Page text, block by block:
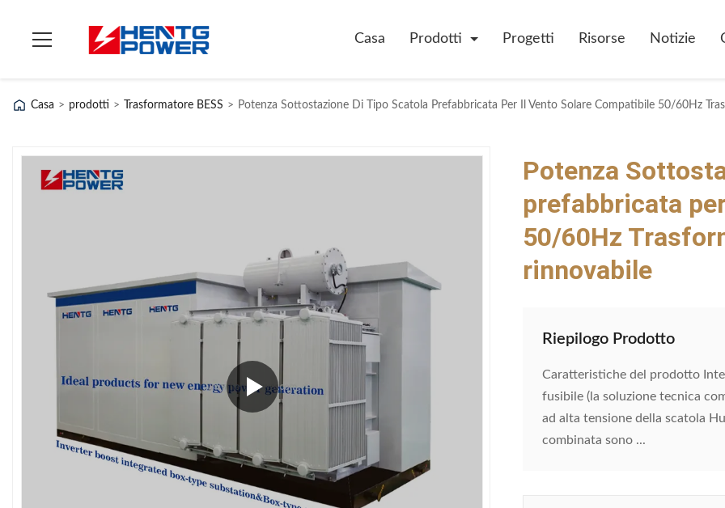
Casa Prodotti Progetti Risorse Notizie
Casa > prodotti > Trasformatore BESS > Potenza Sottostazione Di Tipo Scatola Prefabbricata Per Il Vento Solare Compatibile 50/60Hz
Potenza
prefabbricata
50/60Hz
rinnovabile
Riepilogo Prodotto
Caratteristiche del prodotto
fusibile (la soluzione tecnica
ad alta tensione della scatola
combinata sono ...